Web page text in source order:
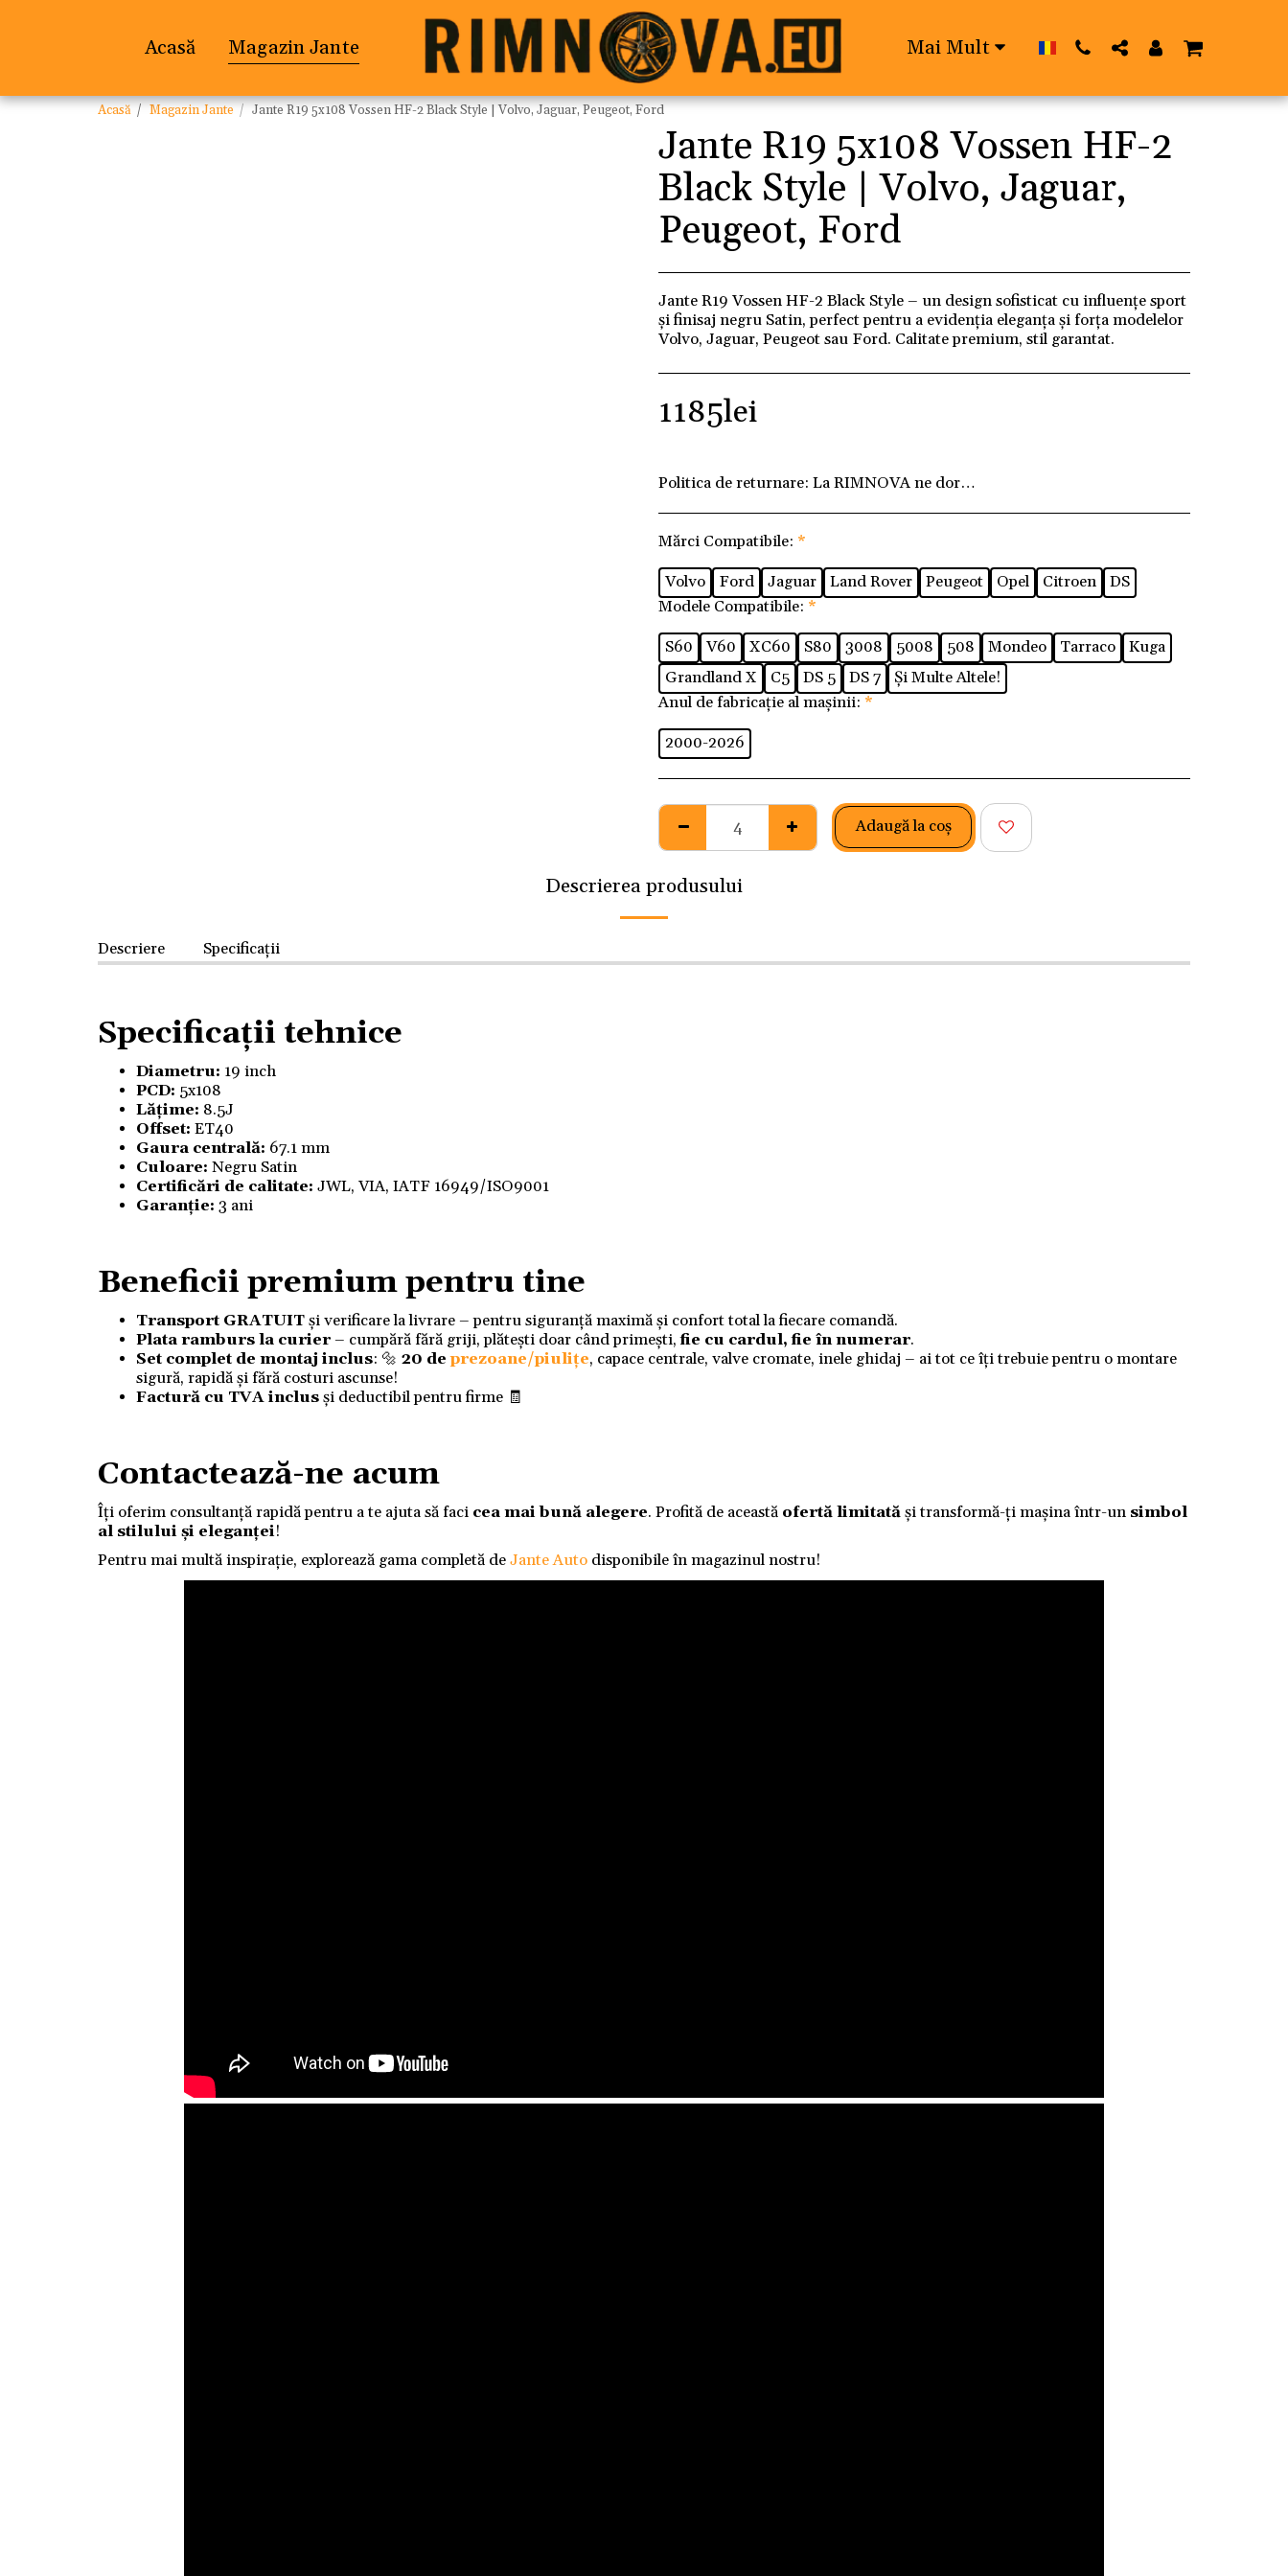
Acasă Magazin Jante Mai Mult
Acasă Magazin Jante Jante R19 5x108 Vossen HF-2 Black Style | Volvo, Jaguar, Peugeot, Ford
Jante R19 5x108 Vossen HF-2
Black Style | Volvo, Jaguar,
Peugeot, Ford
Jante R19 Vossen HF-2 Black Style – un design sofisticat cu influențe sport
și finisaj negru Satin, perfect pentru a evidenția eleganța și forța modelelor
Volvo, Jaguar, Peugeot sau Ford. Calitate premium, stil garantat.
1185lei
Politica de returnare: La RIMNOVA ne dorim ca fiecare client să fie pe
Mărci Compatibile: *
Volvo
Ford Jaguar Land Rover Peugeot Opel Citroen
DS
Modele Compatibile: *
S60
V60 XC60 S80 3008 5008 508 Mondeo Tarraco
Kuga
Grandland X
C5 DS 5 DS 7
Și Multe Altele!
Anul de fabricație al mașinii: *
2000-2026
Adaugă la coş
Descrierea produsului
Descriere Specificații
Specificații tehnice
Diametru: 19 inch
PCD: 5x108
Lățime: 8.5J
Offset: ET40
Gaura centrală: 67.1 mm
Culoare: Negru Satin
Certificări de calitate: JWL, VIA, IATF 16949/ISO9001
Garanție: 3 ani
Beneficii premium pentru tine
Transport GRATUITși verificare la livrare – pentru siguranță maximă și confort total la fiecare comandă.
Plata ramburs la curier– cumpără fără griji, plătești doar când primești,fie cu cardul, fie în numerar.
Set complet de montaj inclus: 🔩 20 deprezoane/piulițe, capace centrale, valve cromate, inele ghidaj – ai tot ce îți trebuie pentru o montare
sigură, rapidă și fără costuri ascunse!
Factură cu TVA inclusși deductibil pentru firme 🧾
Contactează-ne acum
Îți oferim consultanță rapidă pentru a te ajuta să faci cea mai bună alegere. Profită de această ofertă limitatăși transformă-ți mașina într-un simbol
al stilului și eleganței!
Pentru mai multă inspirație, explorează gama completă deJante Auto disponibile în magazinul nostru!